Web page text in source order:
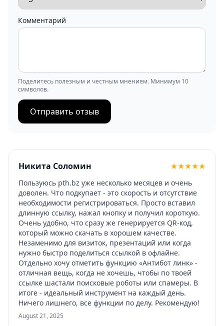
Комментарий
Поделитесь полезным и честным мнением. Минимум 10
символов.
Отправить отзыв
Никита Соломин ★★★★★
Пользуюсь pth.bz уже несколько месяцев и очень
доволен. Что подкупает - это скорость и отсутствие
необходимости регистрироваться. Просто вставил
длинную ссылку, нажал кнопку и получил короткую.
Очень удобно, что сразу же генерируется QR-код,
который можно скачать в хорошем качестве.
Незаменимо для визиток, презентаций или когда
нужно быстро поделиться ссылкой в офлайне.
Отдельно хочу отметить функцию «Антибот линк» -
отличная вещь, когда не хочешь, чтобы по твоей
ссылке шастали поисковые роботы или спамеры. В
итоге - идеальный инструмент на каждый день.
Ничего лишнего, все функции по делу. Рекомендую!
August 21, 2025